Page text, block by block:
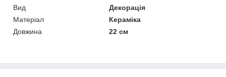
Вид
Декорація
Матеріал
Кераміка
Довжина
22 см